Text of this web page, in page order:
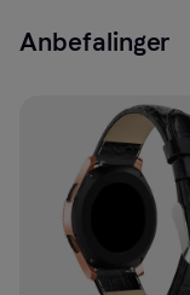
Anbefalinger